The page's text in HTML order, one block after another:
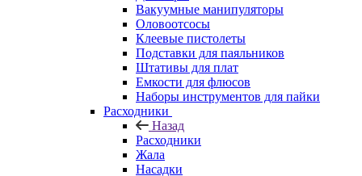
Вакуумные манипуляторы
Оловоотсосы
Клеевые пистолеты
Подставки для паяльников
Штативы для плат
Емкости для флюсов
Наборы инструментов для пайки
Расходники
Назад
Расходники
Жала
Насадки